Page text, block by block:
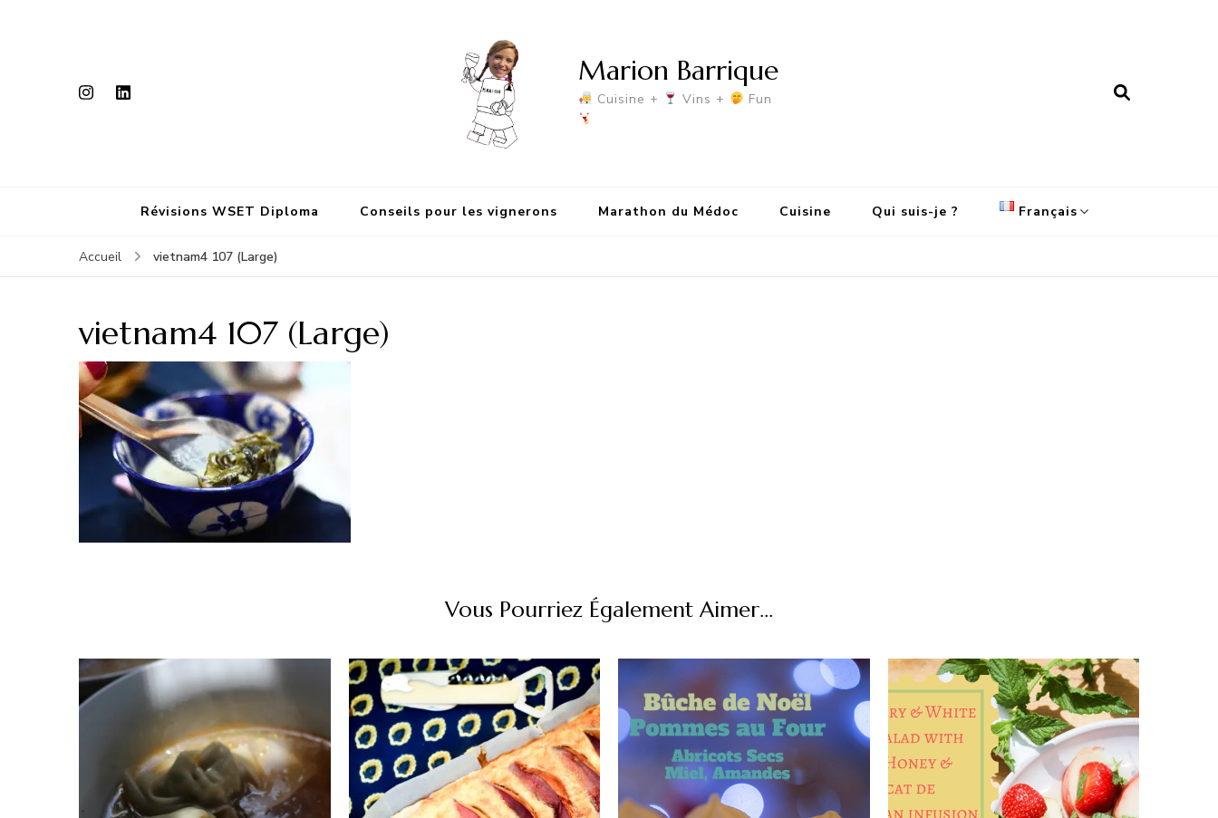
Marion Barrique
Cuisine + Vins + Fun
Révisions WSET Diploma Conseils pour les vignerons Marathon du Médoc Cuisine Qui suis-je ? Français
Accueil vietnam4 107 (Large)
vietnam4 107 (Large)
Vous Pourriez Également Aimer...